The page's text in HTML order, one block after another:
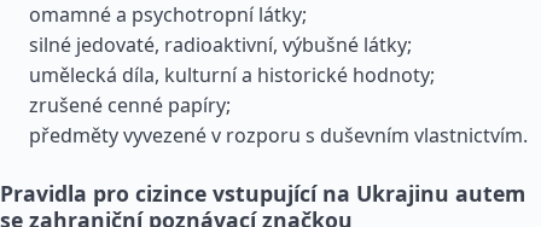
omamné a psychotropní látky;
silné jedovaté, radioaktivní, výbušné látky;
umělecká díla, kulturní a historické hodnoty;
zrušené cenné papíry;
předměty vyvezené v rozporu s duševním vlastnictvím.
Pravidla pro cizince vstupující na Ukrajinu autem
se zahraniční poznávací značkou